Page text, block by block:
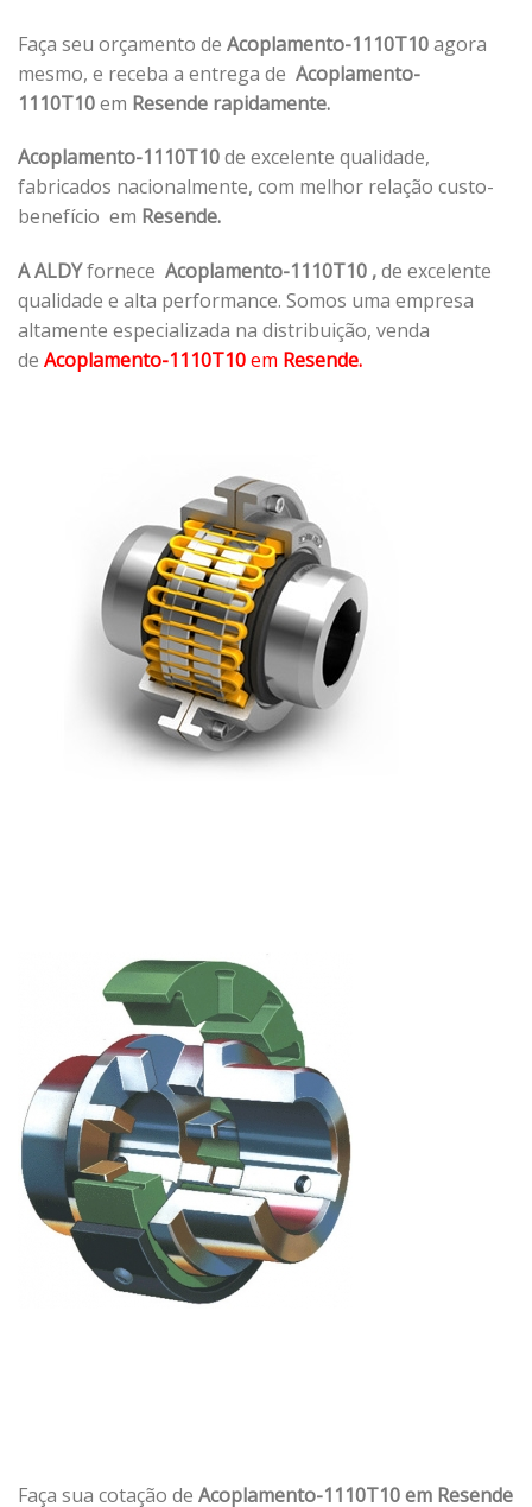
Faça seu orçamento de Acoplamento-1110T10agora
mesmo, e receba a entrega de Acoplamento-
1110T10em Resende rapidamente.
Acoplamento-1110T10de excelente qualidade,
fabricados nacionalmente, com melhor relação custo-
benefício em Resende.
A ALDYfornece Acoplamento-1110T10 ,de excelente
qualidade e alta performance. Somos uma empresa
altamente especializada na distribuição, venda
de Acoplamento-1110T10em Resende.
Faça sua cotação de Acoplamento-1110T10 em Resende